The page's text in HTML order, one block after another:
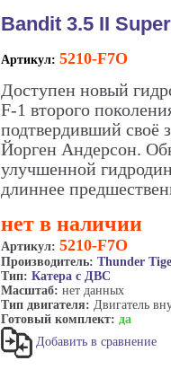
Bandit 3.5 II
Артикул: 5210-F7O
Доступен новый
F-1 второго
подтвердивший своё
Йорген Андерсон.
улучшенной
длиннее
нет в наличии
Артикул: 5210-F7O
Производитель: Thunder
Тип: Катера с ДВС
Масштаб: нет данных
Тип двигателя: Двигатель
Готовый комплект: да
Добавить в сравнение